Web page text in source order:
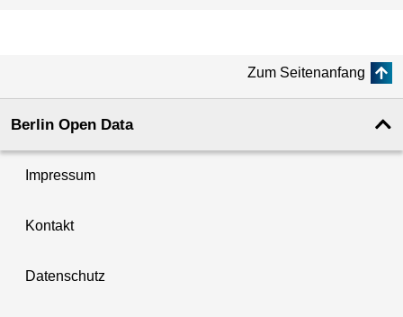
Zum Seitenanfang
Berlin Open Data
Impressum
Kontakt
Datenschutz